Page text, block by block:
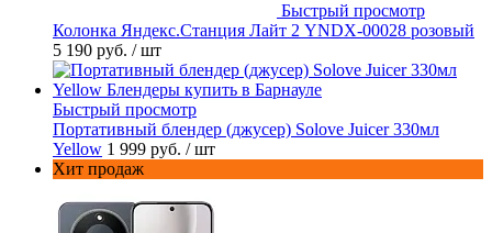
Быстрый просмотр
Колонка Яндекс.Станция Лайт 2 YNDX-00028 розовый
5 190 руб. / шт
Быстрый просмотр
Портативный блендер (джусер) Solove Juicer 330мл
Yellow 1 999 руб. / шт
Хит продаж